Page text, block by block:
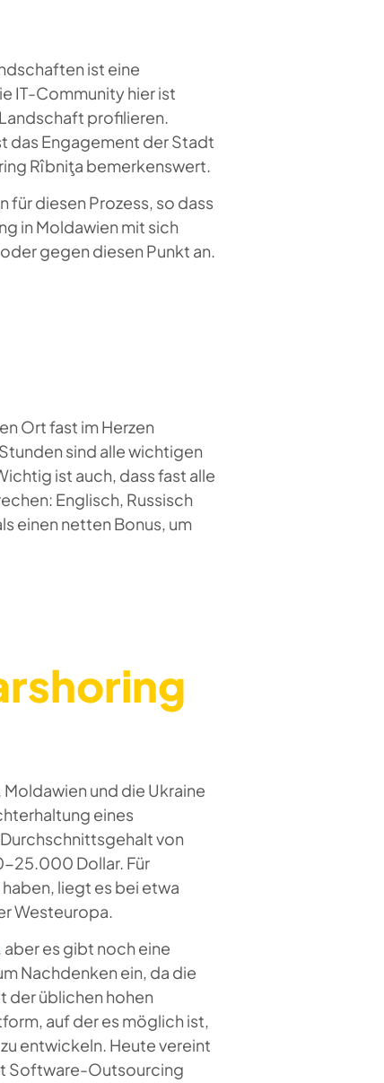
ist eine
IT-Community hier ist
profilieren.
das Engagement der Stadt
Rîbniţa bemerkenswert.
diesen Prozess, so dass
in Moldawien mit sich
gegen diesen Punkt an.
Ort fast im Herzen
sind alle wichtigen
ist auch, dass fast alle
Englisch, Russisch
einen netten Bonus, um
und die Ukraine
eines
von
25.000 Dollar. Für
liegt es bei etwa
Westeuropa.
aber es gibt noch eine
Nachdenken ein, da die
der üblichen hohen
auf der es möglich ist,
entwickeln. Heute vereint
Software-Outsourcing